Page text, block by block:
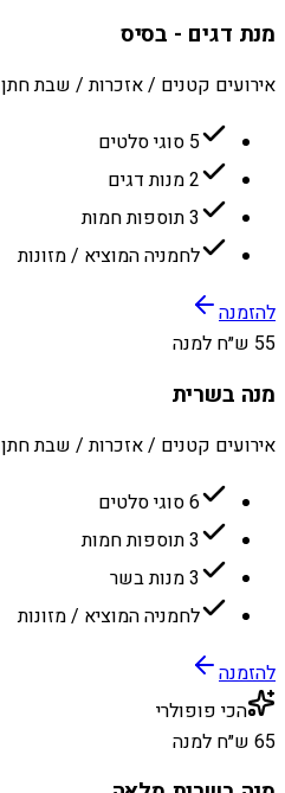
מנת דגים - בסיס
אירועים קטנים / אזכרות / שבת חתן
5 סוגי סלטים
2 מנות דגים
3 תוספות חמות
לחמניה המוציא / מזונות
להזמנה
55 ש״ח למנה
מנה בשרית
אירועים קטנים / אזכרות / שבת חתן
6 סוגי סלטים
3 תוספות חמות
3 מנות בשר
לחמניה המוציא / מזונות
להזמנה
הכי פופולרי
65 ש״ח למנה